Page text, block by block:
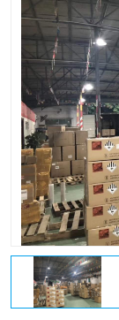
深圳DHL国际
UPS国际快递
深圳国际物流
DHL国际快递
新能源电池出